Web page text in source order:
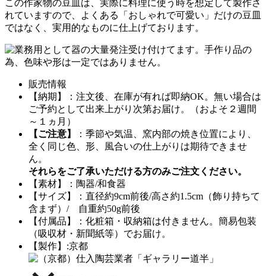
この作家物の豆皿は、実際に料理に使う時を想定して製作さ
れていますので、よくある「おしゃれで可愛い」だけの豆皿
ではなく、実用的なものに仕上げております。
販売情報
【納期】：注文後、在庫が有れば即納OK。無い場合は
ご予約として出来上がり次第お届け。（およそ２週間
～１ヵ月）
【ご注意】
：季節や気温、窯内部の焼き位置により、
全く同じ色、形、風合いの仕上がりは期待できませ
ん。
それらをご了承いただける方のみご注文ください。
【素材】：陶器/和食器
【サイズ】：直径約9cm前後/高さ約1.5cm（飾り持ちて
含まず）/ 自重約50g前後
【付属品】：化粧箱・収納箱は付きません。簡易包装
（吸収材・新聞紙等）でお届け。
【製作】:京都